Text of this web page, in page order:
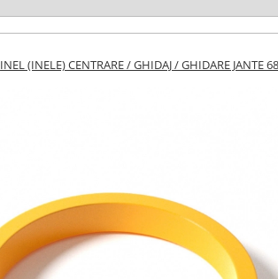
INEL (INELE) CENTRARE / GHIDAJ / GHIDARE JANTE